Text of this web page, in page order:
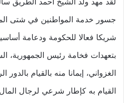
جسور خدمة المواطنين في شتى
شريكا فعالا للحكومة ودعامة
بتعهدات فخامة رئيس الجمهورية،
الغزواني، إيمانا منه بالقيام
القيام به كإطار شرعي لرجال